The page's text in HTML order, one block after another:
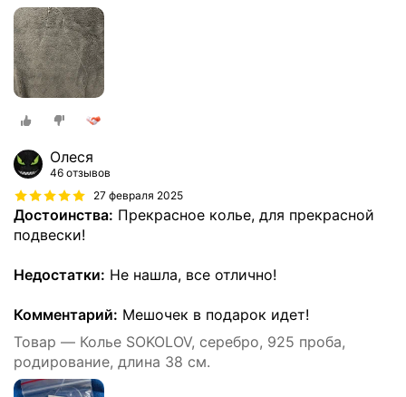
Олеся
46 отзывов
27 февраля 2025
Достоинства: Прекрасное колье, для прекрасной
подвески!
Недостатки: Не нашла, все отлично!
Комментарий: Мешочек в подарок идет!
Товар — Колье SOKOLOV, серебро, 925 проба,
родирование, длина 38 см.